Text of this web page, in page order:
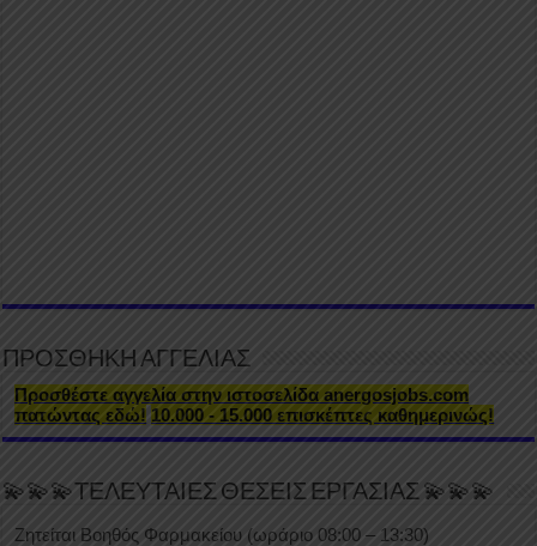
ΠΡΟΣΘΗΚΗ ΑΓΓΕΛΙΑΣ
Προσθέστε αγγελία στην ιστοσελίδα anergosjobs.com
πατώντας εδώ! 10.000 - 15.000 επισκέπτες καθημερινώς!
💫💫💫ΤΕΛΕΥΤΑΙΕΣ ΘΕΣΕΙΣ ΕΡΓΑΣΙΑΣ 💫💫💫
Ζητείται Βοηθός Φαρμακείου (ωράριο 08:00 – 13:30)